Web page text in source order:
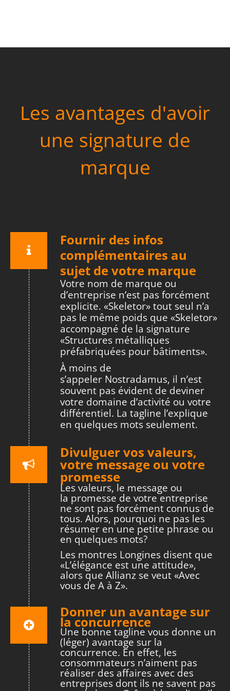
Les avantages d'avoir
une signature de
marque
Fournir des infos
complémentaires au
sujet de votre marque
Votre nom de marque ou
d’entreprise n’est pas forcément
explicite. «Skeletor» tout seul n’a
pas le même poids que «Skeletor»
accompagné de la signature
«Structures métalliques
préfabriquées pour bâtiments».
À moins de
s’appeler Nostradamus, il n’est
souvent pas évident de deviner
votre domaine d’activité ou votre
différentiel. La tagline l’explique
en quelques mots seulement.
Divulguer vos valeurs,
votre message ou votre
promesse
Les valeurs, le message ou
la promesse de votre entreprise
ne sont pas forcément connus de
tous. Alors, pourquoi ne pas les
résumer en une petite phrase ou
en quelques mots?
Les montres Longines disent que
«L’élégance est une attitude»,
alors que Allianz se veut «Avec
vous de A à Z».
Donner un avantage sur
la concurrence
Une bonne tagline vous donne un
(léger) avantage sur la
concurrence. En effet, les
consommateurs n’aiment pas
réaliser des affaires avec des
entreprises dont ils ne savent pas